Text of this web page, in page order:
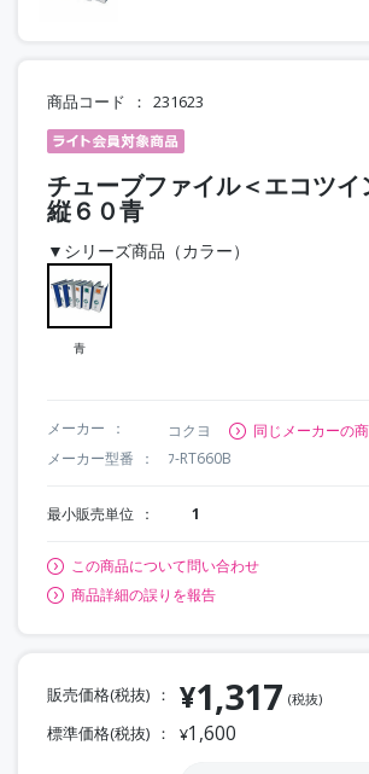
商品コード 231623
チューブファイル＜エコツイ
縦６０青
▼シリーズ商品（カラー）
青
メーカー コクヨ
同じメーカーの
メーカー型番
ﾌ-RT660B
最小販売単位 1
この商品について問い合わせ
商品詳細の誤りを報告
販売価格(税抜) ¥1,317 (税抜)
標準価格(税抜) ¥1,600